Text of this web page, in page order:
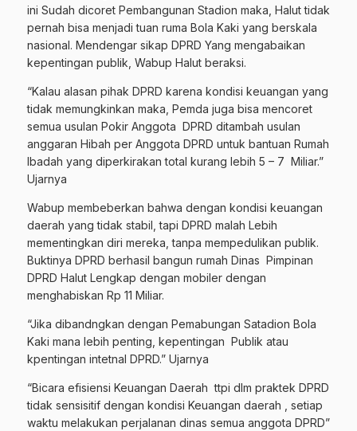
ini Sudah dicoret Pembangunan Stadion maka, Halut tidak
pernah bisa menjadi tuan ruma Bola Kaki yang berskala
nasional. Mendengar sikap DPRD Yang mengabaikan
kepentingan publik, Wabup Halut beraksi.
“Kalau alasan pihak DPRD karena kondisi keuangan yang
tidak memungkinkan maka, Pemda juga bisa mencoret
semua usulan Pokir Anggota DPRD ditambah usulan
anggaran Hibah per Anggota DPRD untuk bantuan Rumah
Ibadah yang diperkirakan total kurang lebih 5 – 7 Miliar.”
Ujarnya
Wabup membeberkan bahwa dengan kondisi keuangan
daerah yang tidak stabil, tapi DPRD malah Lebih
mementingkan diri mereka, tanpa mempedulikan publik.
Buktinya DPRD berhasil bangun rumah Dinas Pimpinan
DPRD Halut Lengkap dengan mobiler dengan
menghabiskan Rp 11 Miliar.
“Jika dibandngkan dengan Pemabungan Satadion Bola
Kaki mana lebih penting, kepentingan Publik atau
kpentingan intetnal DPRD.” Ujarnya
“Bicara efisiensi Keuangan Daerah ttpi dlm praktek DPRD
tidak sensisitif dengan kondisi Keuangan daerah , setiap
waktu melakukan perjalanan dinas semua anggota DPRD”